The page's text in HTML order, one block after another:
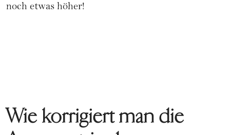
noch etwas höher!
Wie korrigiert man die